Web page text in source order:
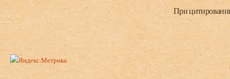
При